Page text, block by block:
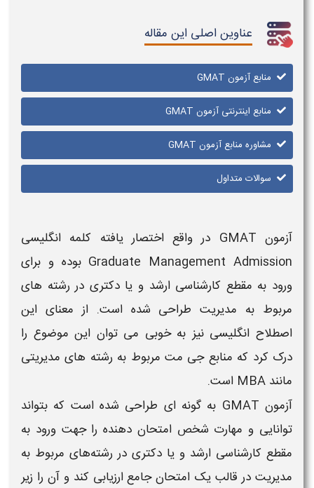
عناوین اصلی این مقاله
منابع آزمون GMAT
منابع اینترنتی آزمون GMAT
مشاوره منابع آزمون GMAT
سوالات متداول
آزمون GMAT
در واقع اختصار یافته کلمه انگلیسی
Graduate Management Admission بوده و
برای
ورود به مقطع کارشناسی ارشد و یا دکتری در رشته های
مربوط به مدیریت طراحی شده است. از معنای این
اصطلاح انگلیسی نیز به خوبی می توان این موضوع را
درک کرد که منابع جی مت مربوط به رشته های مدیریتی
مانند MBA است.
آزمون GMAT
به گونه ای طراحی شده است که بتواند
توانایی و مهارت شخص امتحان دهنده را جهت ورود به
مقطع کارشناسی ارشد و یا دکتری در رشته‌های مربوط به
مدیریت در قالب یک امتحان جامع ارزیابی کند و آن را زیر